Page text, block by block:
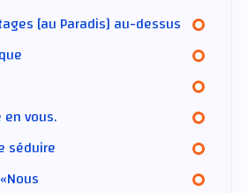
[au Paradis] au-dessus
vous.
séduire